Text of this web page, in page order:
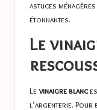
astuces
étonnantes.
Le
Levinaigre blanc
l’argenterie. Pour